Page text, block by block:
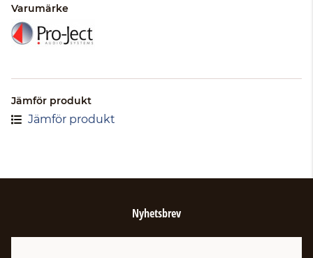
Varumärke
Jämför produkt
Jämför produkt
Nyhetsbrev